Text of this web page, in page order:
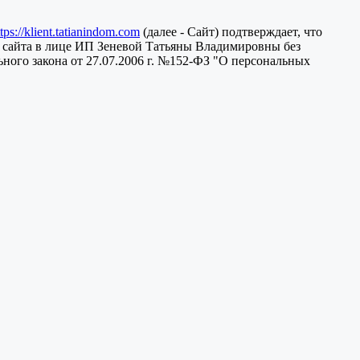
klient.tatianindom.com (далее - Сайт) подтверждает, что
в лице ИП Зеневой Татьяны Владимировны без
закона от 27.07.2006 г. №152-ФЗ "О персональных